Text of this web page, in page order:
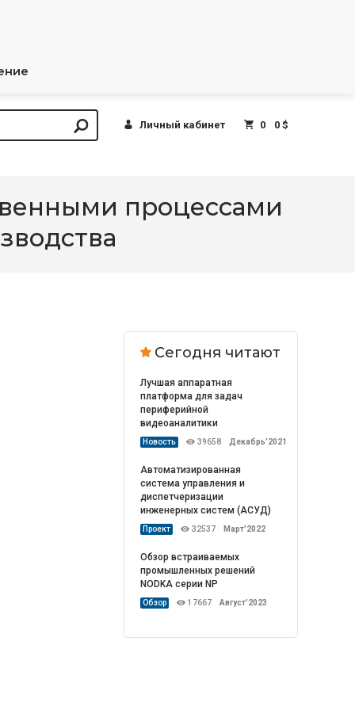
Личный кабинет 0 0 $
процессами
Сегодня читают
Лучшая аппаратная
платформа для задач
периферийной
видеоаналитики
Новость 39658 Декабрь’2021
Автоматизированная
система управления и
диспетчеризации
инженерных систем (АСУД)
Проект 32537 Март’2022
Обзор встраиваемых
промышленных решений
NODKA серии NP
Обзор 17667 Август’2023